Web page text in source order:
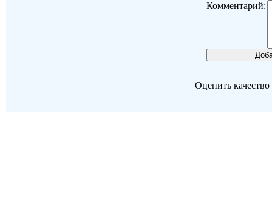
Комментарий:
Оценить